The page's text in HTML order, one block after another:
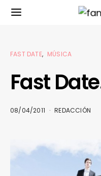
FAST DATE MÚSICA
Fast
08/04/2011 REDACCIÓN